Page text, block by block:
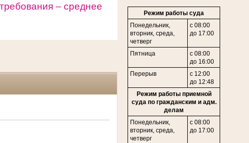
Режим работы суда
Понедельник,
вторник, среда,
четверг
с 08:00
до 17:00
Пятница
с 08:00
до 16:00
Перерыв
с 12:00
до 12:48
Режим работы приемной
суда по гражданским и адм.
делам
Понедельник,
вторник, среда,
четверг
с 08:00
до 17:00
– среднее